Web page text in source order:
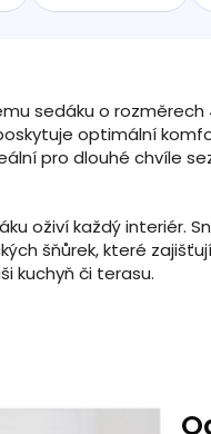
sedáku o rozměrech
optimální
pro dlouhé chvíle
oživí každý interiér.
šňůrek, které
kuchyň či terasu.